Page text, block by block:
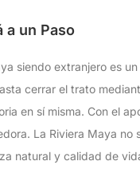
a un Paso
siendo extranjero es
cerrar el trato
en sí misma. Con el
La Riviera Maya no
natural y calidad de